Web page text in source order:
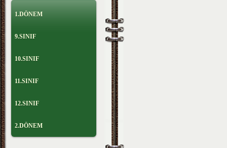
1.DÖNEM
9.SINIF
10.SINIF
11.SINIF
12.SINIF
2.DÖNEM